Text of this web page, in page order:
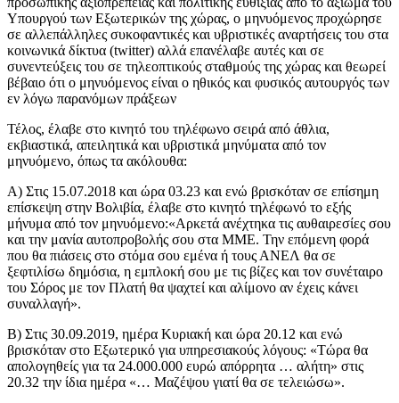
Υπουργού των Εξωτερικών της χώρας, ο μηνυόμενος προχώρησε
σε αλλεπάλληλες συκοφαντικές και υβριστικές αναρτήσεις του στα
κοινωνικά δίκτυα (twitter) αλλά επανέλαβε αυτές και σε
συνεντεύξεις του σε τηλεοπτικούς σταθμούς της χώρας και θεωρεί
βέβαιο ότι ο μηνυόμενος είναι ο ηθικός και φυσικός αυτουργός των
εν λόγω παρανόμων πράξεων
Τέλος, έλαβε στο κινητό του τηλέφωνο σειρά από άθλια,
εκβιαστικά, απειλητικά και υβριστικά μηνύματα από τον
μηνυόμενο, όπως τα ακόλουθα:
Α) Στις 15.07.2018 και ώρα 03.23 και ενώ βρισκόταν σε επίσημη
επίσκεψη στην Βολιβία, έλαβε στο κινητό τηλέφωνό το εξής
μήνυμα από τον μηνυόμενο:«Αρκετά ανέχτηκα τις αυθαιρεσίες σου
και την μανία αυτοπροβολής σου στα ΜΜΕ. Την επόμενη φορά
που θα πιάσεις στο στόμα σου εμένα ή τους ΑΝΕΛ θα σε
ξεφτιλίσω δημόσια, η εμπλοκή σου με τις βίζες και τον συνέταιρο
του Σόρος με τον Πλατή θα ψαχτεί και αλίμονο αν έχεις κάνει
συναλλαγή».
Β) Στις 30.09.2019, ημέρα Κυριακή και ώρα 20.12 και ενώ
βρισκόταν στο Εξωτερικό για υπηρεσιακούς λόγους: «Τώρα θα
απολογηθείς για τα 24.000.000 ευρώ απόρρητα … αλήτη» στις
20.32 την ίδια ημέρα «… Μαζέψου γιατί θα σε τελειώσω».